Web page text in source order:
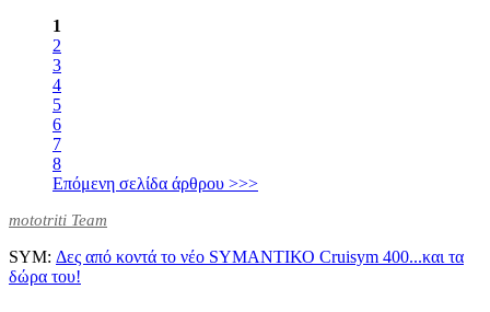
1
2
3
4
5
6
7
8
Επόμενη σελίδα άρθρου >>>
mototriti Team
SYM: Δες από κοντά το νέο SYMΑΝΤΙΚΟ Cruisym 400...και τα
δώρα του!